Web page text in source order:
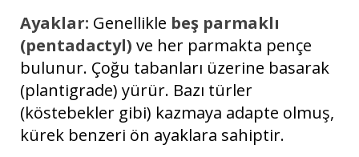
Ayaklar: Genellikle beş parmaklı
(pentadactyl) ve her parmakta pençe
bulunur. Çoğu tabanları üzerine basarak
(plantigrade) yürür. Bazı türler
(köstebekler gibi) kazmaya adapte olmuş,
kürek benzeri ön ayaklara sahiptir.